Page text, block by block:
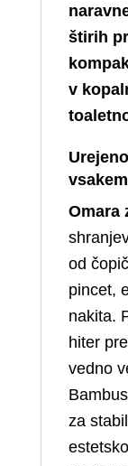
štirih
v
Omara
od
pincet,
nakita.
hiter
vedno
za